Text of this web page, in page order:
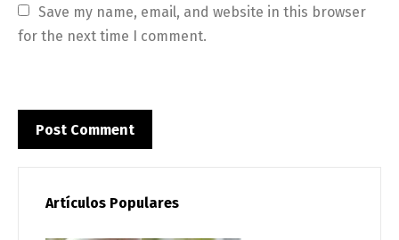
Save my name, email, and website in this browser
for the next time I comment.
Artículos Populares